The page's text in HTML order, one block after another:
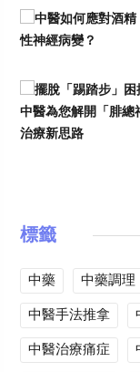
標籤
中藥 中藥調理
中醫手法推拿
中醫治療痛症